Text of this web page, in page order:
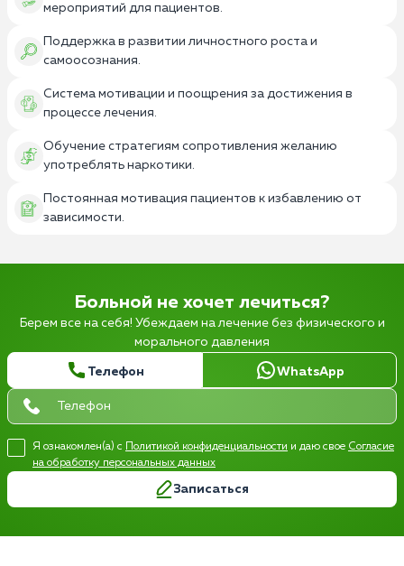
мероприятий для пациентов.
Поддержка в развитии личностного роста и
самоосознания.
Система мотивации и поощрения за достижения в
процессе лечения.
Обучение стратегиям сопротивления желанию
употреблять наркотики.
Постоянная мотивация пациентов к избавлению от
зависимости.
Больной не хочет лечиться?
Берем все на себя! Убеждаем на лечение без физического и
морального давления
Телефон WhatsApp
Я ознакомлен(а) с Политикой конфиденциальности и даю свое Согласие
на обработку персональных данных
Записаться